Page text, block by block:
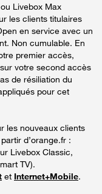
Livebox Max
les clients titulaires
en service avec un
Non cumulable. En
premier accès,
votre second accès
de résiliation du
pour cet
les nouveaux clients
d’orange.fr :
Livebox Classic,
TV).
et Internet+Mobile.